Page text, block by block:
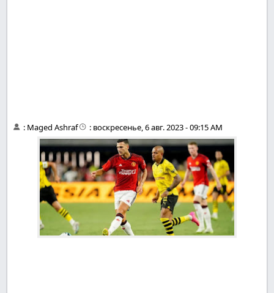
: Maged Ashraf : воскресенье, 6 авг. 2023 - 09:15 AM